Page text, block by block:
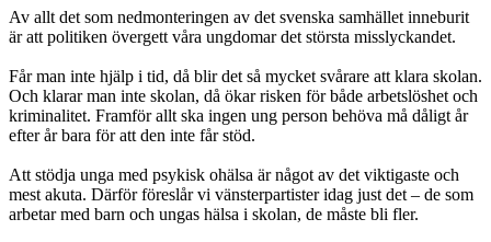
Av allt det som nedmonteringen av det svenska samhället inneburit
är att politiken övergett våra ungdomar det största misslyckandet.
Får man inte hjälp i tid, då blir det så mycket svårare att klara skolan.
Och klarar man inte skolan, då ökar risken för både arbetslöshet och
kriminalitet. Framför allt ska ingen ung person behöva må dåligt år
efter år bara för att den inte får stöd.
Att stödja unga med psykisk ohälsa är något av det viktigaste och
mest akuta. Därför föreslår vi vänsterpartister idag just det – de som
arbetar med barn och ungas hälsa i skolan, de måste bli fler.